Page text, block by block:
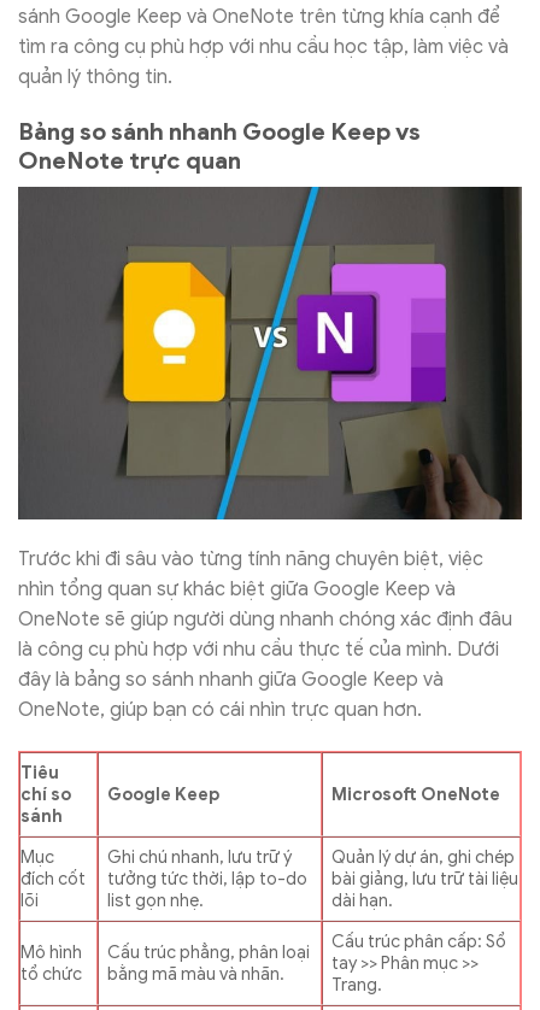
sánh Google Keep và OneNote trên từng khía cạnh để
tìm ra công cụ phù hợp với nhu cầu học tập, làm việc và
quản lý thông tin.
Bảng so sánh nhanh Google Keep vs
OneNote trực quan
Trước khi đi sâu vào từng tính năng chuyên biệt, việc
nhìn tổng quan sự khác biệt giữa Google Keep và
OneNote sẽ giúp người dùng nhanh chóng xác định đâu
là công cụ phù hợp với nhu cầu thực tế của mình. Dưới
đây là bảng so sánh nhanh giữa Google Keep và
OneNote, giúp bạn có cái nhìn trực quan hơn.
Tiêu
chí so
sánh
Google Keep Microsoft OneNote
Mục
đích cốt
lõi
Ghi chú nhanh, lưu trữ ý
tưởng tức thời, lập to-do
list gọn nhẹ.
Quản lý dự án, ghi chép
bài giảng, lưu trữ tài liệu
dài hạn.
Mô hình
tổ chức
Cấu trúc phẳng, phân loại
bằng mã màu và nhãn.
Cấu trúc phân cấp: Sổ
tay >> Phân mục >>
Trang.